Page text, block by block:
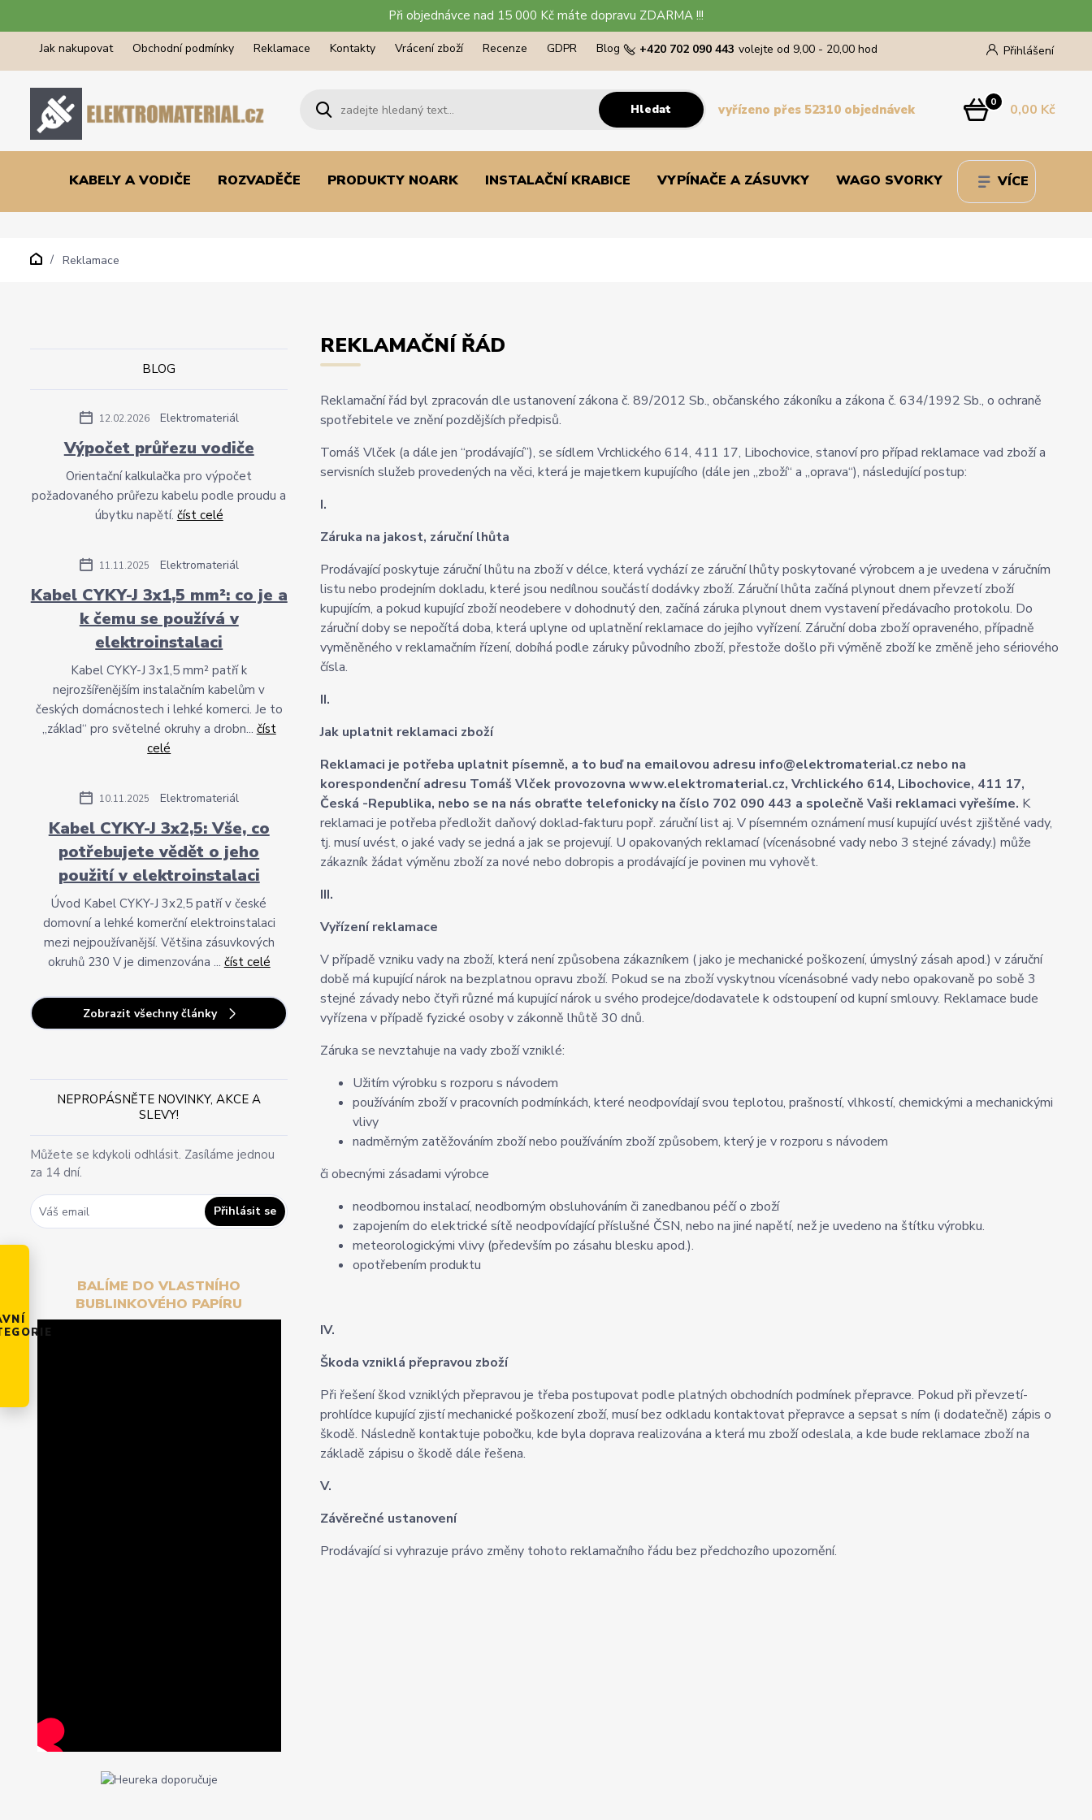
Při objednávce nad 15 000 Kč máte dopravu ZDARMA !!!
Jak nakupovat Obchodní podmínky Reklamace Kontakty Vrácení zboží Recenze GDPR Blog Přihlášení
Hledat
+420 702 090 443 volejte od 9,00 - 20,00 hod
0 0,00 Kč
vyřízeno přes 52310 objednávek
KABELY A VODIČE ROZVADĚČE PRODUKTY NOARK INSTALAČNÍ KRABICE VYPÍNAČE A ZÁSUVKY WAGO SVORKY VÍCE
Reklamace
BLOG
12.02.2026 Elektromateriál
Výpočet průřezu vodiče
Orientační kalkulačka pro výpočet
požadovaného průřezu kabelu podle proudu a
úbytku napětí. číst celé
11.11.2025 Elektromateriál
Kabel CYKY-J 3x1,5 mm²: co je a
k čemu se používá v
elektroinstalaci
Kabel CYKY-J 3x1,5 mm² patří k
nejrozšířenějším instalačním kabelům v
českých domácnostech i lehké komerci. Je to
„základ“ pro světelné okruhy a drobn... číst
celé
10.11.2025 Elektromateriál
Kabel CYKY-J 3x2,5: Vše, co
potřebujete vědět o jeho
použití v elektroinstalaci
Úvod Kabel CYKY-J 3x2,5 patří v české
domovní a lehké komerční elektroinstalaci
mezi nejpoužívanější. Většina zásuvkových
okruhů 230 V je dimenzována ... číst celé
Zobrazit všechny články
NEPROPÁSNĚTE NOVINKY, AKCE A
SLEVY!
Můžete se kdykoli odhlásit. Zasíláme jednou
za 14 dní.
Přihlásit se
BALÍME DO VLASTNÍHO
BUBLINKOVÉHO PAPÍRU
REKLAMAČNÍ ŘÁD
Reklamační řád byl zpracován dle ustanovení zákona č. 89/2012 Sb., občanského zákoníku a zákona č. 634/1992 Sb., o ochraně
spotřebitele ve znění pozdějších předpisů.
Tomáš Vlček (a dále jen “prodávající”), se sídlem Vrchlického 614, 411 17, Libochovice, stanoví pro případ reklamace vad zboží a
servisních služeb provedených na věci, která je majetkem kupujícího (dále jen „zboží“ a „oprava“), následující postup:
I.
Záruka na jakost, záruční lhůta
Prodávající poskytuje záruční lhůtu na zboží v délce, která vychází ze záruční lhůty poskytované výrobcem a je uvedena v záručním
listu nebo prodejním dokladu, které jsou nedílnou součástí dodávky zboží. Záruční lhůta začíná plynout dnem převzetí zboží
kupujícím, a pokud kupující zboží neodebere v dohodnutý den, začíná záruka plynout dnem vystavení předávacího protokolu. Do
záruční doby se nepočítá doba, která uplyne od uplatnění reklamace do jejího vyřízení. Záruční doba zboží opraveného, případně
vyměněného v reklamačním řízení, dobíhá podle záruky původního zboží, přestože došlo při výměně zboží ke změně jeho sériového
čísla.
II.
Jak uplatnit reklamaci zboží
Reklamaci je potřeba uplatnit písemně, a to buď na emailovou adresu info@elektromaterial.cz nebo na
korespondenční adresu Tomáš Vlček provozovna www.elektromaterial.cz, Vrchlického 614, Libochovice, 411 17,
Česká -Republika, nebo se na nás obraťte telefonicky na číslo 702 090 443 a společně Vaši reklamaci vyřešíme. K
reklamaci je potřeba předložit daňový doklad-fakturu popř. záruční list aj. V písemném oznámení musí kupující uvést zjištěné vady,
tj. musí uvést, o jaké vady se jedná a jak se projevují. U opakovaných reklamací (vícenásobné vady nebo 3 stejné závady.) může
zákazník žádat výměnu zboží za nové nebo dobropis a prodávající je povinen mu vyhovět.
III.
Vyřízení reklamace
V případě vzniku vady na zboží, která není způsobena zákazníkem ( jako je mechanické poškození, úmyslný zásah apod.) v záruční
době má kupující nárok na bezplatnou opravu zboží. Pokud se na zboží vyskytnou vícenásobné vady nebo opakovaně po sobě 3
stejné závady nebo čtyři různé má kupující nárok u svého prodejce/dodavatele k odstoupení od kupní smlouvy. Reklamace bude
vyřízena v případě fyzické osoby v zákonně lhůtě 30 dnů.
Záruka se nevztahuje na vady zboží vzniklé:
Užitím výrobku s rozporu s návodem
používáním zboží v pracovních podmínkách, které neodpovídají svou teplotou, prašností, vlhkostí, chemickými a mechanickými
vlivy
nadměrným zatěžováním zboží nebo používáním zboží způsobem, který je v rozporu s návodem
či obecnými zásadami výrobce
neodbornou instalací, neodborným obsluhováním či zanedbanou péčí o zboží
zapojením do elektrické sítě neodpovídající příslušné ČSN, nebo na jiné napětí, než je uvedeno na štítku výrobku.
meteorologickými vlivy (především po zásahu blesku apod.).
opotřebením produktu
IV.
Škoda vzniklá přepravou zboží
Při řešení škod vzniklých přepravou je třeba postupovat podle platných obchodních podmínek přepravce. Pokud při převzetí-
prohlídce kupující zjistí mechanické poškození zboží, musí bez odkladu kontaktovat přepravce a sepsat s ním (i dodatečně) zápis o
škodě. Následně kontaktuje pobočku, kde byla doprava realizována a která mu zboží odeslala, a kde bude reklamace zboží na
základě zápisu o škodě dále řešena.
V.
Závěrečné ustanovení
Prodávající si vyhrazuje právo změny tohoto reklamačního řádu bez předchozího upozornění.